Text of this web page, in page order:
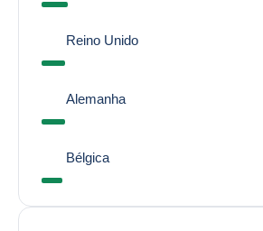
Reino Unido
Alemanha
Bélgica